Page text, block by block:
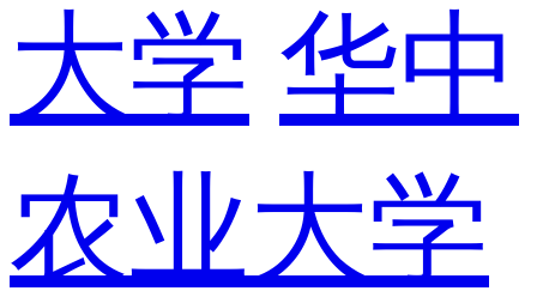
大学 华中
农业大学